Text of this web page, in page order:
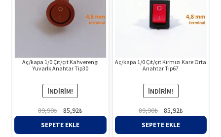
Aç/kapa 1/0 Çıt/çıt Kahverengi
Yuvarlk Anahtar Tip30
İNDIRIM!
89,90₺
Orijinal
fiyat:
85,92₺Şu
SEPETE EKLE
Aç/kapa 1/0 Çıt/çıt Kırmızı Kare Orta
Anahtar Tip67
İNDIRIM!
89,90₺
Orijinal
fiyat:
85,92₺Şu
SEPETE EKLE